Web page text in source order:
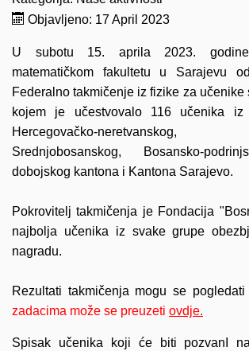
Objavljeno: 17 April 2023
U subotu 15. aprila 2023.
matematičkom fakultetu u Sarajevu
Federalno takmičenje iz fizike za učenike
kojem je učestvovalo 116 učenika iz
Hercegovačko-neretvanskog,
Srednjobosanskog, Bosansko-
dobojskog kantona i Kantona Sarajevo.
Pokrovitelj takmičenja je Fondacija
najbolja učenika iz svake grupe
nagradu.
Rezultati takmičenja mogu se pogledati
zadacima može se preuzeti ovdje.
Spisak učenika koji će biti pozvanI